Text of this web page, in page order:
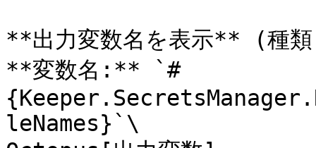
**出力変数名を表示** (種
**変数名:** `#
leNames}`\